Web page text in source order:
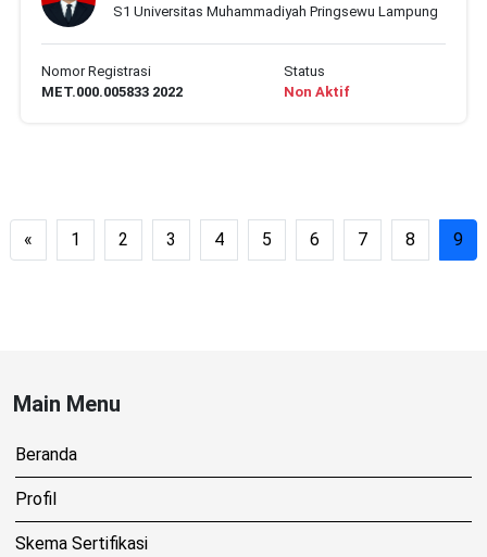
S1 Universitas Muhammadiyah Pringsewu Lampung
Nomor Registrasi
MET.000.005833 2022
Status
Non Aktif
« 1 2 3 4 5 6 7 8 9
Main Menu
Beranda
Profil
Skema Sertifikasi